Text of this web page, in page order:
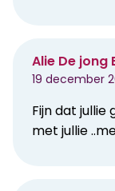
Alie De jong
19 december
Fijn dat jullie
met jullie